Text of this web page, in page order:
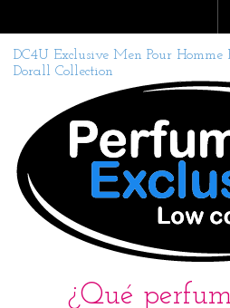
DC4U Exclusive Men Pour
Dorall Collection
¿Qué